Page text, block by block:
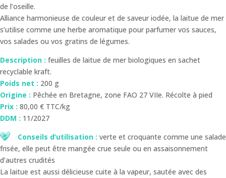
de l’oseille.
Alliance harmonieuse de couleur et de saveur iodée, la laitue de mer
s’utilise comme une herbe aromatique pour parfumer vos sauces,
vos salades ou vos gratins de légumes.
Description : feuilles de laitue de mer biologiques en sachet
recyclable kraft.
Poids net : 200 g
Origine : Pêchée en Bretagne, zone FAO 27 VIIe. Récolte à pied
Prix : 80,00 € TTC/kg
DDM : 11/2027
Conseils d’utilisation : verte et croquante comme une salade
frisée, elle peut être mangée crue seule ou en assaisonnement
d’autres crudités
La laitue est aussi délicieuse cuite à la vapeur, sautée avec des